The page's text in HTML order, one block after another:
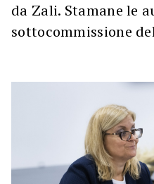
da Zali. Stamane le
sottocommissione